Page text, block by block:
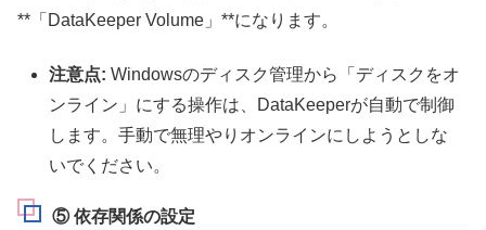
**「DataKeeper Volume」**になります。
注意点: Windowsのディスク管理から「ディスクをオ
ンライン」にする操作は、DataKeeperが自動で制御
します。手動で無理やりオンラインにしようとしな
いでください。
⑤ 依存関係の設定